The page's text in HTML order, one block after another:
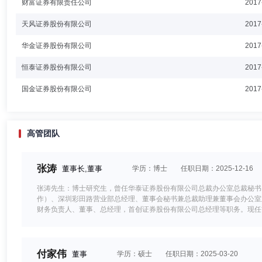
财富证券有限责任公司
天风证券股份有限公司
华金证券股份有限公司
恒泰证券股份有限公司
国金证券股份有限公司
高管团队
张涛 董事长,董事 学历：博士 任职日期：2025-12-16
张涛先生：博士研究生，曾任华泰证券股份有限公司总裁办公室总裁秘
作）、深圳彩田路营业部总经理、董事会秘书兼总裁助理兼董事会办公
财务负责人、董事、总经理，首创证券股份有限公司总经理等职务。现
付家伟 董事 学历：硕士 任职日期：2025-03-20